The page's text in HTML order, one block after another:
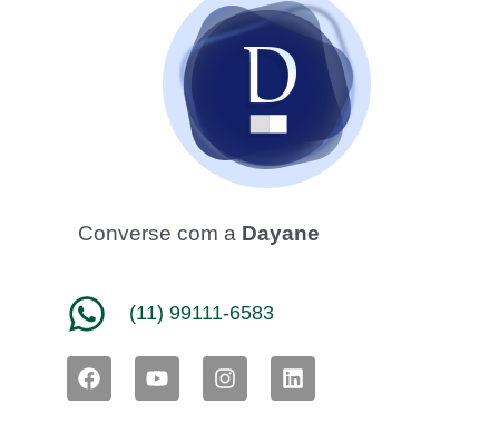
Converse com a Dayane
(11) 99111-6583
F
a
Y
o
I
n
L
i